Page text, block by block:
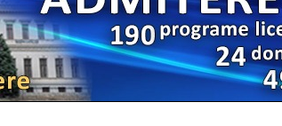
Libertăţii